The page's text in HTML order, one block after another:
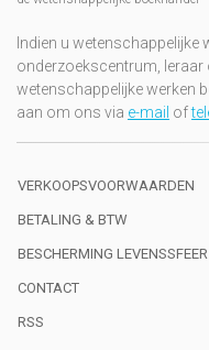
Indien u wetenschappelijke
onderzoekscentrum, leraar
wetenschappelijke werken
aan om ons via e-mail of
VERKOOPSVOORWAARDEN
BETALING & BTW
BESCHERMING LEVENSSFEER
CONTACT
RSS